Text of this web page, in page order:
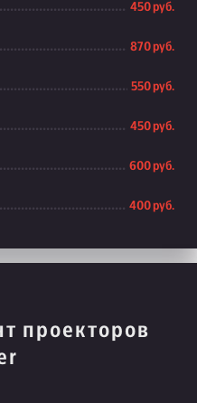
450 руб.
870 руб.
550 руб.
450 руб.
600 руб.
400 руб.
проекторов